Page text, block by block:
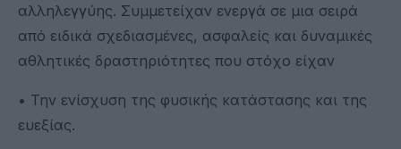
αλληλεγγύης. Συμμετείχαν ενεργά σε μια σειρά
από ειδικά σχεδιασμένες, ασφαλείς και δυναμικές
αθλητικές δραστηριότητες που στόχο είχαν
• Την ενίσχυση της φυσικής κατάστασης και της
ευεξίας.